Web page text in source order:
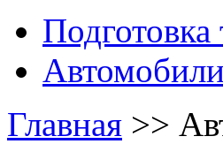
Главная >>